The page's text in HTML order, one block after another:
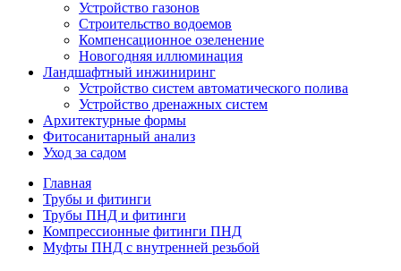
Устройство газонов
Строительство водоемов
Компенсационное озеленение
Новогодняя иллюминация
Ландшафтный инжиниринг
Устройство систем автоматического полива
Устройство дренажных систем
Aрхитектурные формы
Фитосанитарный анализ
Уход за садом
Главная
Трубы и фитинги
Трубы ПНД и фитинги
Компрессионные фитинги ПНД
Муфты ПНД с внутренней резьбой